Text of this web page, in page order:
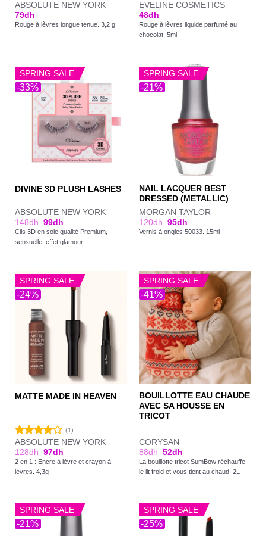
ABSOLUTE NEW YORK
79dh
Rouge à lèvres longue tenue. 3,2 g
Note
3.00
sur 5
EVELINE COSMETICS
48dh
Rouge à lèvres liquide parfumé au
chocolat. 5ml
-33%
SPRING SALE
DIVINE 3D PLUSH LASHES
ABSOLUTE NEW YORK
148dh 99dh
Cils 3D en soie qualité Premium,
sensuelle, effet glamour.
-21%
SPRING SALE
NAIL LACQUER BEST
DRESSED (METALLIC)
MORGAN TAYLOR
120dh 95dh
Vernis à ongles 50033. 15ml
-24%
SPRING SALE
MATTE MADE IN HEAVEN
Note
4.00sur
5
(1)
ABSOLUTE NEW YORK
128dh 97dh
2 en 1 : Encre à lèvre et crayon à
lèvres. 4,3g
-41%
SPRING SALE
BOUILLOTTE EAU CHAUDE
AVEC SA HOUSSE EN
TRICOT
CORYSAN
88dh 52dh
La bouillotte tricot SumBow réchauffe
le lit froid et vous tient au chaud. 2L
-21%
SPRING SALE
-25%
SPRING SALE